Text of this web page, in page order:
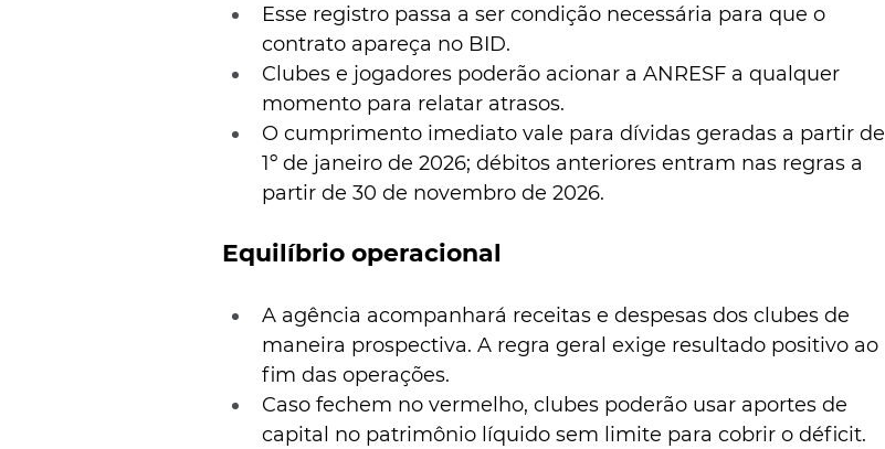
Esse registro passa a ser condição necessária para que o
contrato apareça no BID.
Clubes e jogadores poderão acionar a ANRESF a qualquer
momento para relatar atrasos.
O cumprimento imediato vale para dívidas geradas a partir de
1º de janeiro de 2026; débitos anteriores entram nas regras a
partir de 30 de novembro de 2026.
Equilíbrio operacional
A agência acompanhará receitas e despesas dos clubes de
maneira prospectiva. A regra geral exige resultado positivo ao
fim das operações.
Caso fechem no vermelho, clubes poderão usar aportes de
capital no patrimônio líquido sem limite para cobrir o déficit.